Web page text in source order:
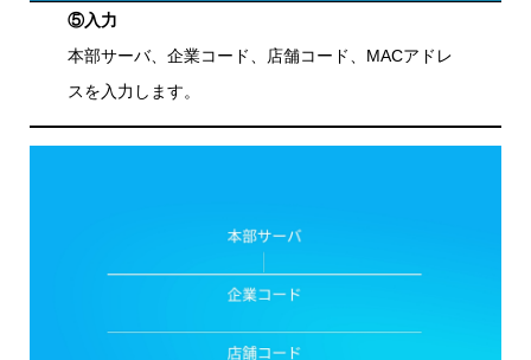
⑤入力
本部サーバ、企業コード、店舗コード、MACアドレ
スを入力します。